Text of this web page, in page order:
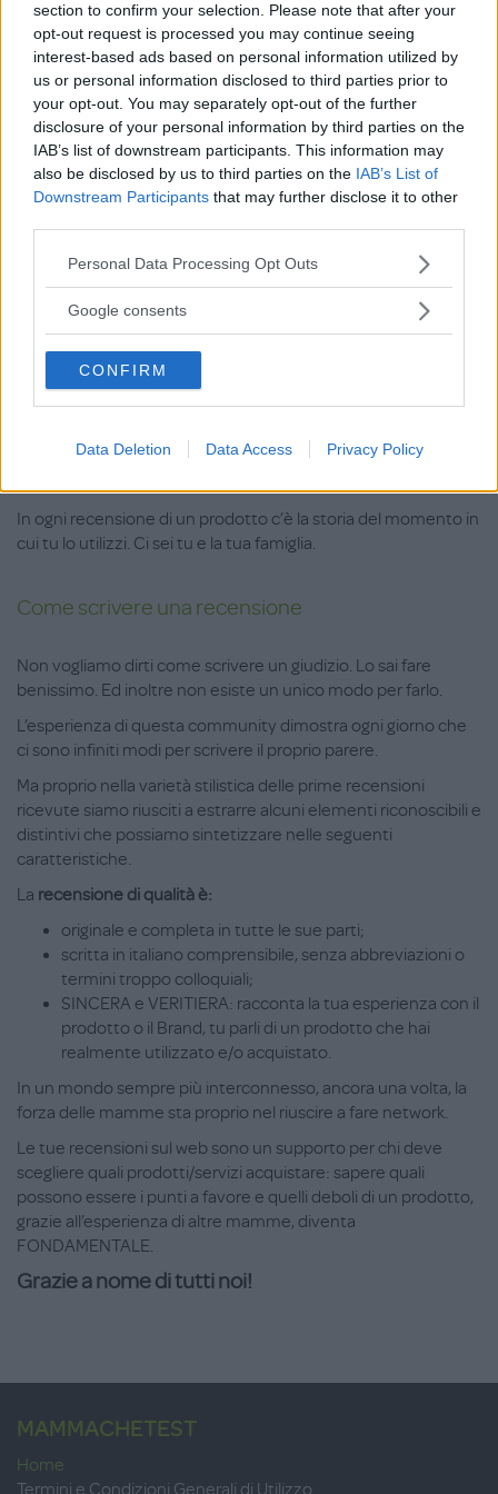
section to confirm your selection. Please note that after your
opt-out request is processed you may continue seeing
interest-based ads based on personal information utilized by
us or personal information disclosed to third parties prior to
your opt-out. You may separately opt-out of the further
disclosure of your personal information by third parties on the
IAB’s list of downstream participants. This information may
also be disclosed by us to third parties on the IAB’s List of
Downstream Participants that may further disclose it to other
Please note that this website/app uses one or more Google
not limited to your visit or usage behaviour. You may click to
use your data for below specified purposes in below Google
consent section.
Personal Data Processing Opt Outs
Google consents
CONFIRM
Data Deletion Data Access Privacy Policy
Leggendolo, noi impariamo a conoscerti, e così le altre
In ogni recensione di un prodotto c’è la storia del momento in
cui tu lo utilizzi. Ci sei tu e la tua famiglia.
Come scrivere una recensione
Non vogliamo dirti come scrivere un giudizio. Lo sai fare
benissimo. Ed inoltre non esiste un unico modo per farlo.
L’esperienza di questa community dimostra ogni giorno che
ci sono infiniti modi per scrivere il proprio parere.
Ma proprio nella varietà stilistica delle prime recensioni
ricevute siamo riusciti a estrarre alcuni elementi riconoscibili e
distintivi che possiamo sintetizzare nelle seguenti
caratteristiche.
La recensione di qualità è:
originale e completa in tutte le sue parti;
scritta in italiano comprensibile, senza abbreviazioni o
termini troppo colloquiali;
SINCERA e VERITIERA: racconta la tua esperienza con il
prodotto o il Brand, tu parli di un prodotto che hai
realmente utilizzato e/o acquistato.
In un mondo sempre più interconnesso, ancora una volta, la
forza delle mamme sta proprio nel riuscire a fare network.
Le tue recensioni sul web sono un supporto per chi deve
scegliere quali prodotti/servizi acquistare: sapere quali
possono essere i punti a favore e quelli deboli di un prodotto,
grazie all’esperienza di altre mamme, diventa
FONDAMENTALE.
Grazie a nome di tutti noi!
MAMMACHETEST
Home
Termini e Condizioni Generali di Utilizzo